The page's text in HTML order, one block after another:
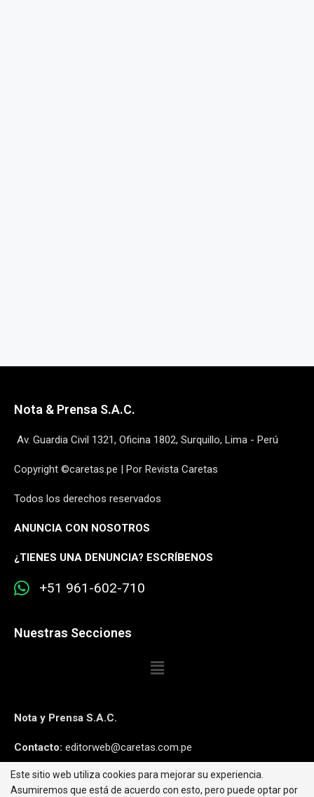
Nota & Prensa S.A.C.
Av. Guardia Civil 1321, Oficina 1802, Surquillo, Lima - Perú
Copyright ©caretas.pe | Por Revista Caretas
Todos los derechos reservados
ANUNCIA CON NOSOTROS
¿TIENES UNA DENUNCIA? ESCRÍBENOS
+51 961-602-710
Nuestras Secciones
Nota y Prensa S.A.C.
Contacto: editorweb@caretas.com.pe
Síguenos:
Este sitio web utiliza cookies para mejorar su experiencia.
Asumiremos que está de acuerdo con esto, pero puede optar por